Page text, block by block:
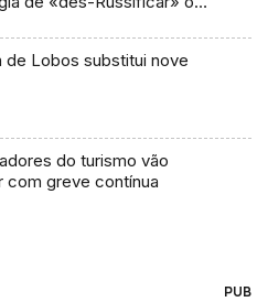
de Lobos substitui nove
do turismo vão
com greve contínua
PUB